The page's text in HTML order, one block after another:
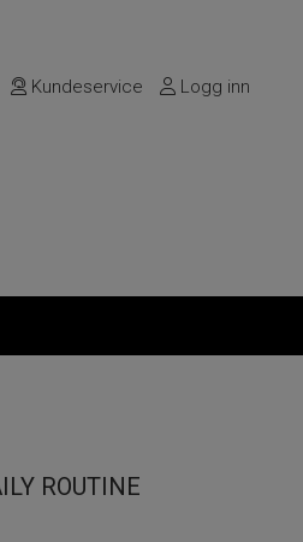
Kundeservice Logg inn
ROUTINE